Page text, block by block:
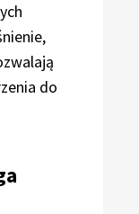
do